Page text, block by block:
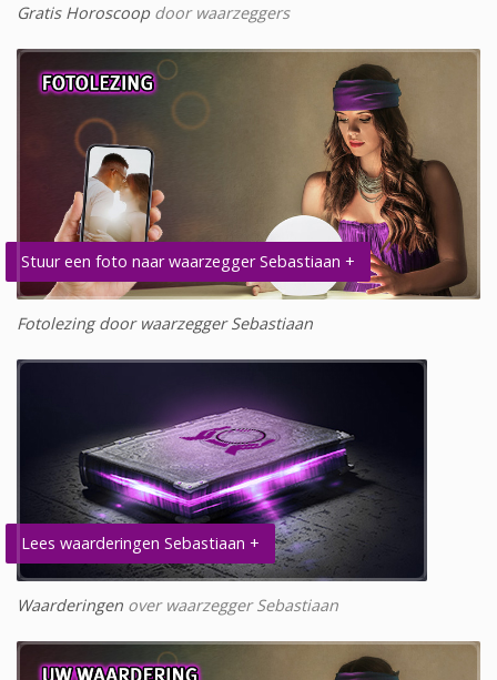
Gratis Horoscoopdoor waarzeggers
Stuur een foto naar waarzegger Sebastiaan +
Fotolezing door waarzegger Sebastiaan
Lees waarderingen Sebastiaan +
Waarderingen over waarzegger Sebastiaan